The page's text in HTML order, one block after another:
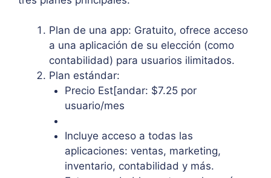
Plan de una app: Gratuito, ofrece acceso
a una aplicación de su elección (como
contabilidad) para usuarios ilimitados.
Plan estándar:
Precio Est[andar: $7.25 por
usuario/mes
Incluye acceso a todas las
aplicaciones: ventas, marketing,
inventario, contabilidad y más.